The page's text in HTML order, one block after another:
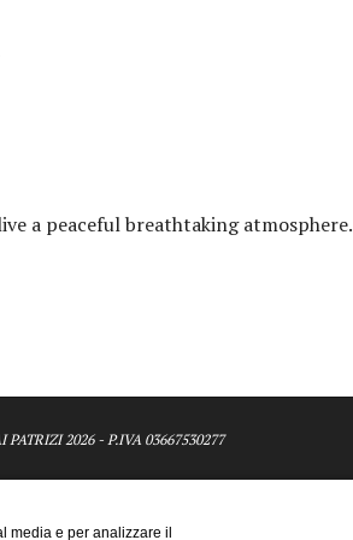
media e per analizzare il
a peaceful breathtaking atmosphere.
PATRIZI 2026 - P.IVA 03667530277